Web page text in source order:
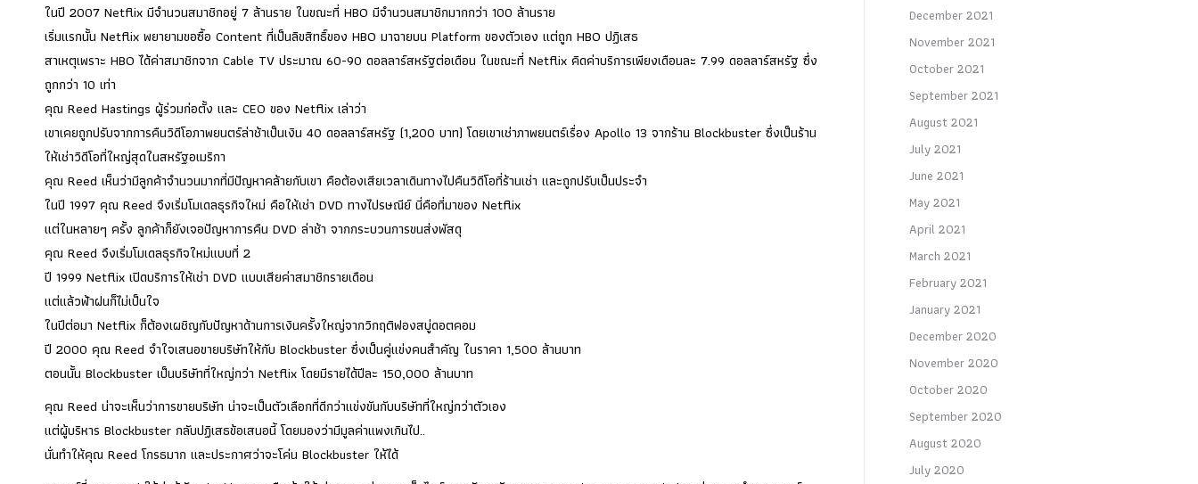
ในปี 2007 Netflix มีจำนวนสมาชิกอยู่ 7 ล้านราย ในขณะที่ HBO มีจำนวนสมาชิกมากกว่า 100 ล้านราย
เริ่มแรกนั้น Netflix พยายามขอซื้อ Content ที่เป็นลิขสิทธิ์ของ HBO มาฉายบน Platform ของตัวเอง แต่ถูก HBO ปฏิเสธ
สาเหตุเพราะ HBO ได้ค่าสมาชิกจาก Cable TV ประมาณ 60-90 ดอลลาร์สหรัฐต่อเดือน ในขณะที่ Netflix คิดค่าบริการเพียงเดือนละ 7.99 ดอลลาร์สหรัฐ ซึ่ง
ถูกกว่า 10 เท่า
คุณ Reed Hastings ผู้ร่วมก่อตั้ง และ CEO ของ Netflix เล่าว่า
เขาเคยถูกปรับจากการคืนวิดีโอภาพยนตร์ล่าช้าเป็นเงิน 40 ดอลลาร์สหรัฐ (1,200 บาท) โดยเขาเช่าภาพยนตร์เรื่อง Apollo 13 จากร้าน Blockbuster ซึ่งเป็นร้าน
ให้เช่าวิดีโอที่ใหญ่สุดในสหรัฐอเมริกา
คุณ Reed เห็นว่ามีลูกค้าจำนวนมากที่มีปัญหาคล้ายกับเขา คือต้องเสียเวลาเดินทางไปคืนวิดีโอที่ร้านเช่า และถูกปรับเป็นประจำ
ในปี 1997 คุณ Reed จึงเริ่มโมเดลธุรกิจใหม่ คือให้เช่า DVD ทางไปรษณีย์ นี่คือที่มาของ Netflix
แต่ในหลายๆ ครั้ง ลูกค้าก็ยังเจอปัญหาการคืน DVD ล่าช้า จากกระบวนการขนส่งพัสดุ
คุณ Reed จึงเริ่มโมเดลธุรกิจใหม่แบบที่ 2
ปี 1999 Netflix เปิดบริการให้เช่า DVD แบบเสียค่าสมาชิกรายเดือน
แต่แล้วฟ้าฝนก็ไม่เป็นใจ
ในปีต่อมา Netflix ก็ต้องเผชิญกับปัญหาด้านการเงินครั้งใหญ่จากวิกฤติฟองสบู่ดอตคอม
ปี 2000 คุณ Reed จำใจเสนอขายบริษัทให้กับ Blockbuster ซึ่งเป็นคู่แข่งคนสำคัญ ในราคา 1,500 ล้านบาท
ตอนนั้น Blockbuster เป็นบริษัทที่ใหญ่กว่า Netflix โดยมีรายได้ปีละ 150,000 ล้านบาท
คุณ Reed น่าจะเห็นว่าการขายบริษัท น่าจะเป็นตัวเลือกที่ดีกว่าแข่งขันกับบริษัทที่ใหญ่กว่าตัวเอง
แต่ผู้บริหาร Blockbuster กลับปฏิเสธข้อเสนอนี้ โดยมองว่ามีมูลค่าแพงเกินไป..
นั่นทำให้คุณ Reed โกรธมาก และประกาศว่าจะโค่น Blockbuster ให้ได้
December 2021
November 2021
October 2021
September 2021
August 2021
July 2021
June 2021
May 2021
April 2021
March 2021
February 2021
January 2021
December 2020
November 2020
October 2020
September 2020
August 2020
July 2020